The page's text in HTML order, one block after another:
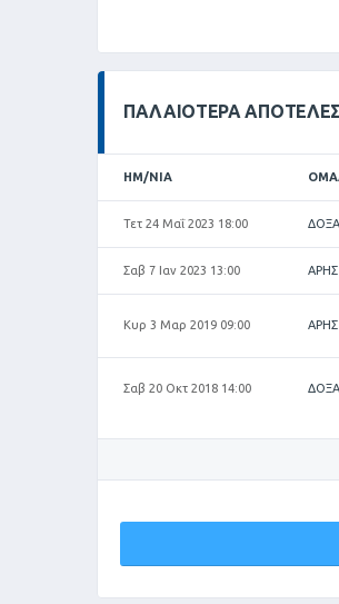
ΠΑΛΑΙΌΤΕΡΑ
ΗΜ/ΝΊΑ
Τετ 24 Μαΐ 2023 18:00
Σαβ 7 Ιαν 2023 13:00
Κυρ 3 Μαρ 2019 09:00
Σαβ 20 Οκτ 2018 14:00